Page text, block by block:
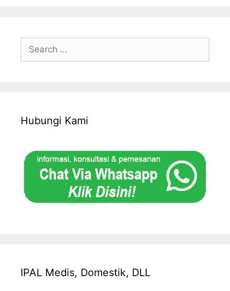
for:
Hubungi Kami
IPAL Medis, Domestik, DLL